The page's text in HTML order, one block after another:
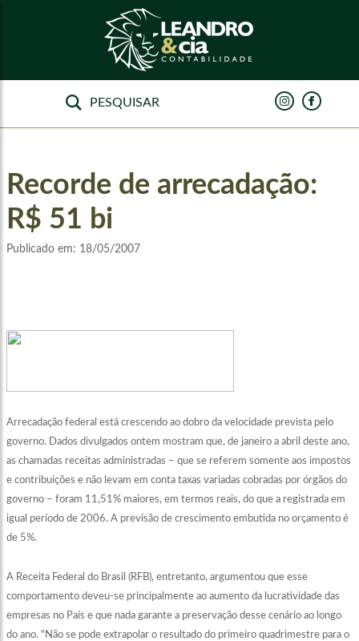
Recorde de arrecadação:
R$ 51 bi
Publicado em: 18/05/2007
Arrecadação federal está crescendo ao dobro da velocidade prevista pelo
governo. Dados divulgados ontem mostram que, de janeiro a abril deste ano,
as chamadas receitas administradas – que se referem somente aos impostos
e contribuições e não levam em conta taxas variadas cobradas por órgãos do
governo – foram 11,51% maiores, em termos reais, do que a registrada em
igual período de 2006. A previsão de crescimento embutida no orçamento é
de 5%.
A Receita Federal do Brasil (RFB), entretanto, argumentou que esse
comportamento deveu-se principalmente ao aumento da lucratividade das
empresas no País e que nada garante a preservação desse cenário ao longo
do ano. "Não se pode extrapolar o resultado do primeiro quadrimestre para o